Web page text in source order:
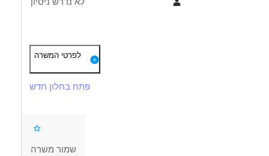
דרישות
לפרטי המשרה
פתח בחלון חדש
שמור משרה